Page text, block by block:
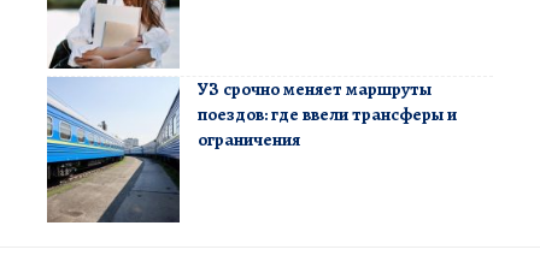
УЗ срочно меняет маршруты
поездов: где ввели трансферы и
ограничения